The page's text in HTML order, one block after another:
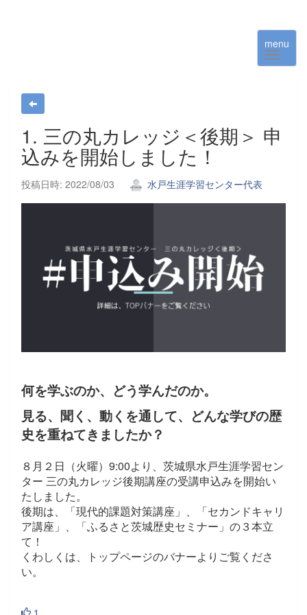
menu
1. 三の丸カレッジ＜後期＞ 申
込みを開始しました！
投稿日時: 2022/08/03 水戸生涯学習センター代表
何を学ぶのか、どう学んだのか。
見る、聞く、動くを通して、どんな学びの歴
史を重ねてきましたか？
８月２日（火曜）9:00より、茨城県水戸生涯学習セン
ター 三の丸カレッジ後期講座の受講申込みを開始い
たしました。
後期は、「現代的課題対策講座」、「セカンドキャリ
ア講座」、「ふるさと茨城歴史セミナー」の３本立
て！
くわしくは、トップページのバナーよりご覧くださ
い。